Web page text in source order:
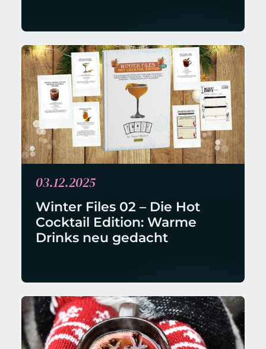
03.12.2025
Winter Files 02 – Die Hot
Cocktail Edition: Warme
Drinks neu gedacht